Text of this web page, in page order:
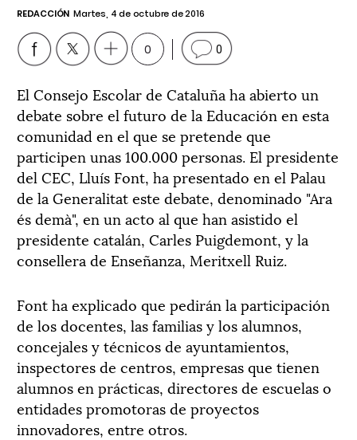
REDACCIÓN Martes, 4 de octubre de 2016
0 0
El Consejo Escolar de Cataluña ha abierto un
debate sobre el futuro de la Educación en esta
comunidad en el que se pretende que
participen unas 100.000 personas. El presidente
del CEC, Lluís Font, ha presentado en el Palau
de la Generalitat este debate, denominado "Ara
és demà", en un acto al que han asistido el
presidente catalán, Carles Puigdemont, y la
consellera de Enseñanza, Meritxell Ruiz.
Font ha explicado que pedirán la participación
de los docentes, las familias y los alumnos,
concejales y técnicos de ayuntamientos,
inspectores de centros, empresas que tienen
alumnos en prácticas, directores de escuelas o
entidades promotoras de proyectos
innovadores, entre otros.